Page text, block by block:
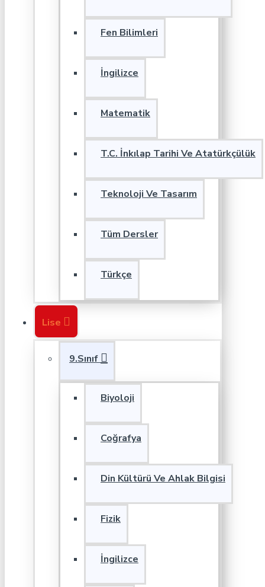
Fen Bilimleri
İngilizce
Matematik
T.C. İnkılap Tarihi Ve Atatürkçülük
Teknoloji Ve Tasarım
Tüm Dersler
Türkçe
Lise
9.Sınıf
Biyoloji
Coğrafya
Din Kültürü Ve Ahlak Bilgisi
Fizik
İngilizce